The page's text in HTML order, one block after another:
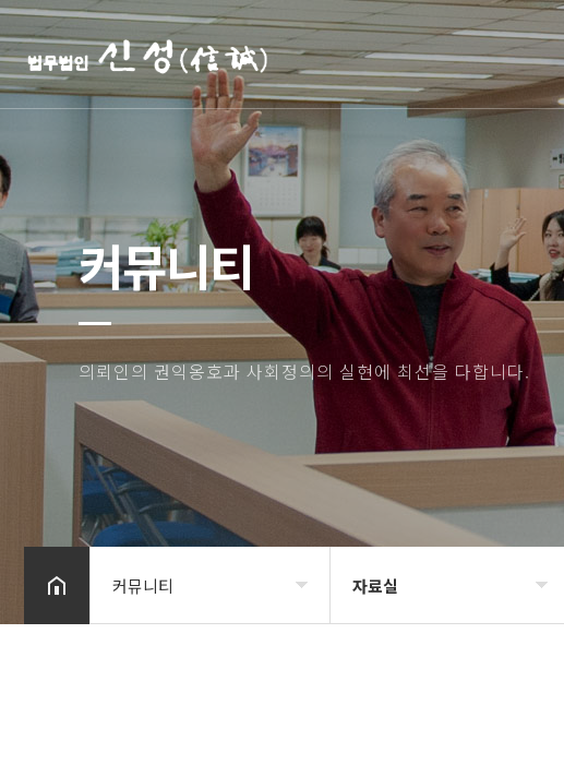
커뮤니티
의뢰인의 권익옹호과 사회정의의 실현에 최선을 다합니다.
커뮤니티 자료실